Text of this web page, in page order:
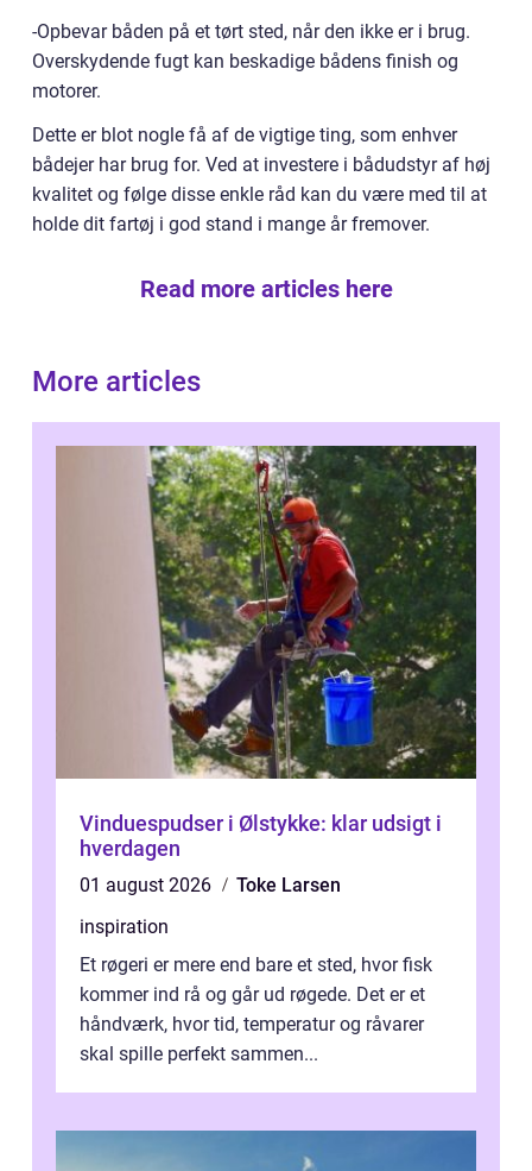
-Opbevar båden på et tørt sted, når den ikke er i brug.
Overskydende fugt kan beskadige bådens finish og
motorer.
Dette er blot nogle få af de vigtige ting, som enhver
bådejer har brug for. Ved at investere i bådudstyr af høj
kvalitet og følge disse enkle råd kan du være med til at
holde dit fartøj i god stand i mange år fremover.
Read more articles here
More articles
Vinduespudser i Ølstykke: klar udsigt i
hverdagen
01 august 2026
Toke Larsen
inspiration
Et røgeri er mere end bare et sted, hvor fisk
kommer ind rå og går ud røgede. Det er et
håndværk, hvor tid, temperatur og råvarer
skal spille perfekt sammen...